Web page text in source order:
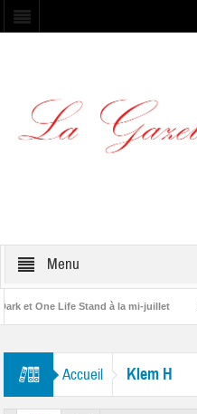
Menu
et One Life Stand à la mi-juillet
Accueil Klem H